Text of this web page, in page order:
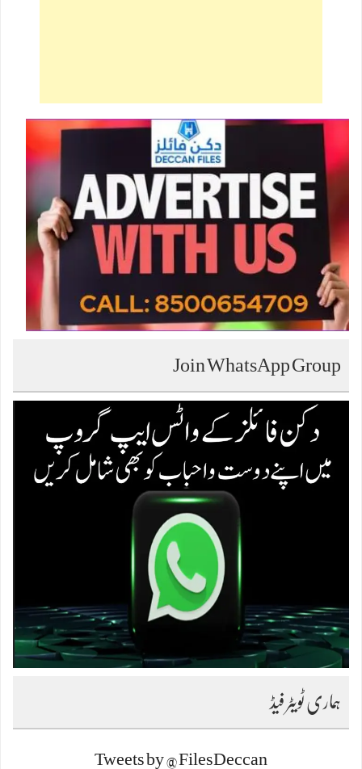
Join WhatsApp Group
ہماری ٹویٹر فیڈ
Tweets by @FilesDeccan